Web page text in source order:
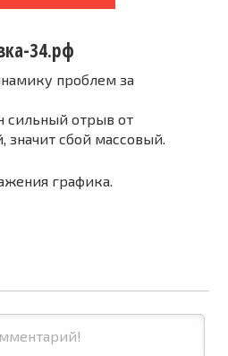
34.рф
проблем за
сильный отрыв от
сбой массовый.
графика.